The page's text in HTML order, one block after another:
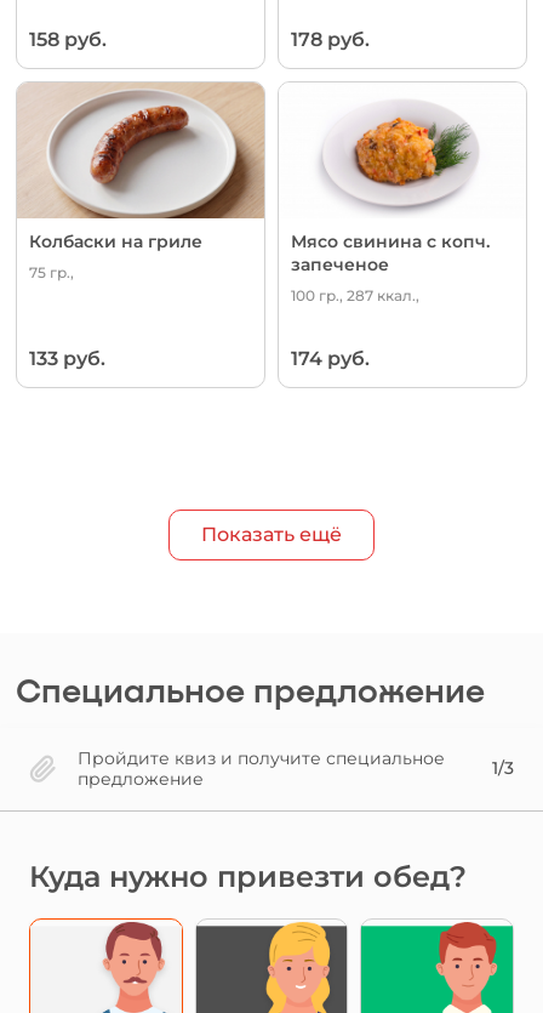
158 руб. 178 руб.
Колбаски на гриле
75 гр.,
133 руб.
Мясо свинина с копч.
запеченое
100 гр., 287 ккал.,
174 руб.
Показать ещё
Специальное предложение
Пройдите квиз и получите специальное
предложение
1/3
Куда нужно привезти обед?